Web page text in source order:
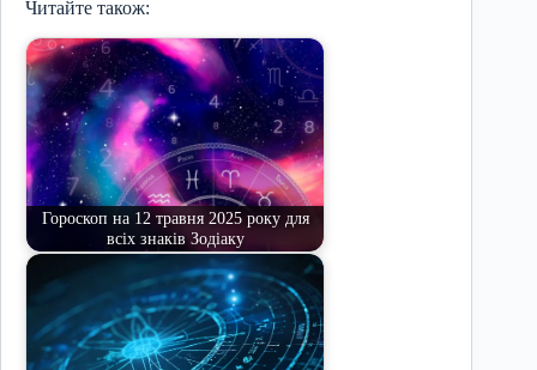
Читайте також:
Гороскоп на 12 травня 2025 року для
всіх знаків Зодіаку